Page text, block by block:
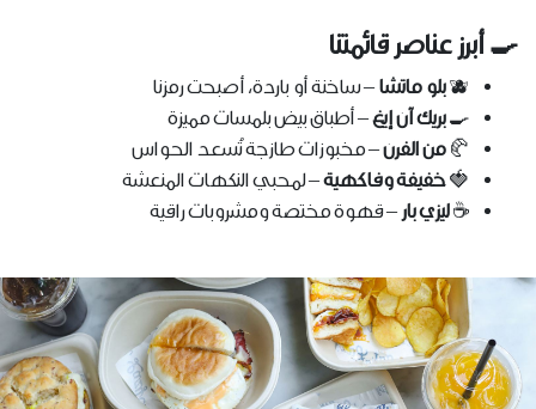
🍳 أبرز عناصر قائمتنا
🫐 بلو ماتشا– ساخنة أو باردة، أصبحت رمزنا
🍳بريك آن إيغ– أطباق بيض بلمسات مميزة
🥐من الفرن– مخبوزات طازجة تُسعد الحواس
🍓خفيفة وفاكهية– لمحبي النكهات المنعشة
☕ليزي بار – قهوة مختصة ومشروبات راقية